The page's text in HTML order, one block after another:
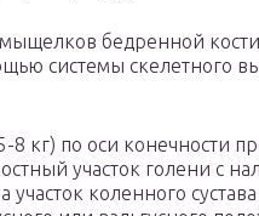
бедренной
системы скелетного
кг) по оси конечности
участок голени с
коленного